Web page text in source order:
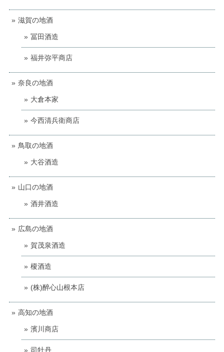
滋賀の地酒
冨田酒造
福井弥平商店
奈良の地酒
大倉本家
今西清兵衛商店
鳥取の地酒
大谷酒造
山口の地酒
酒井酒造
広島の地酒
賀茂泉酒造
榎酒造
(株)醉心山根本店
高知の地酒
濱川商店
司牡丹